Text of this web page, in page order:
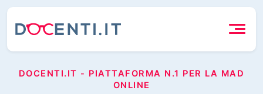
DOCENTI.IT - PIATTAFORMA N.1 PER LA MAD
ONLINE